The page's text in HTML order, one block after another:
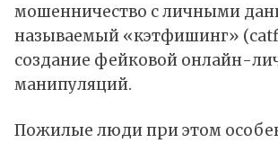
мошенничество с личными
называемый «кэтфишинг»
создание фейковой онлайн-
манипуляций.
Пожилые люди при этом